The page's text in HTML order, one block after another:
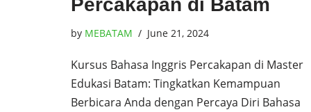
Percakapan di Batam
by MEBATAM June 21, 2024
Kursus Bahasa Inggris Percakapan di Master
Edukasi Batam: Tingkatkan Kemampuan
Berbicara Anda dengan Percaya Diri Bahasa